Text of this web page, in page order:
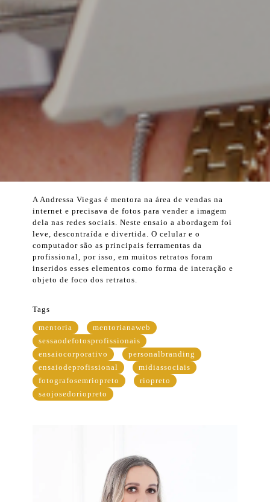
A Andressa Viegas é mentora na área de vendas na
internet e precisava de fotos para vender a imagem
dela nas redes sociais. Neste ensaio a abordagem foi
leve, descontraída e divertida. O celular e o
computador são as principais ferramentas da
profissional, por isso, em muitos retratos foram
inseridos esses elementos como forma de interação e
objeto de foco dos retratos.
Tags
mentoria
mentorianaweb
sessaodefotosprofissionais
ensaiocorporativo
personalbranding
ensaiodeprofissional
midiassociais
fotografosemriopreto
riopreto
saojosedoriopreto